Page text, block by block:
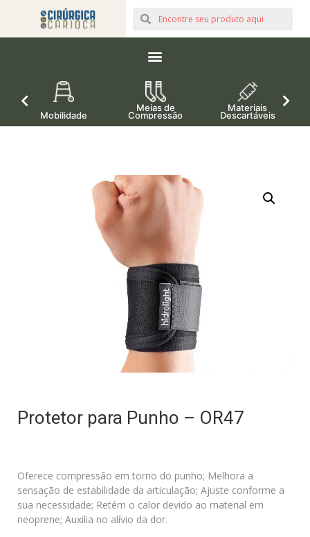
Mobilidade
Meias de
Compressão
Materiais
Descartáveis
Protetor para Punho – OR47
Oferece compressão em torno do punho; Melhora a
sensação de estabilidade da articulação; Ajuste conforme a
sua necessidade; Retém o calor devido ao material em
neoprene; Auxilia no alívio da dor.